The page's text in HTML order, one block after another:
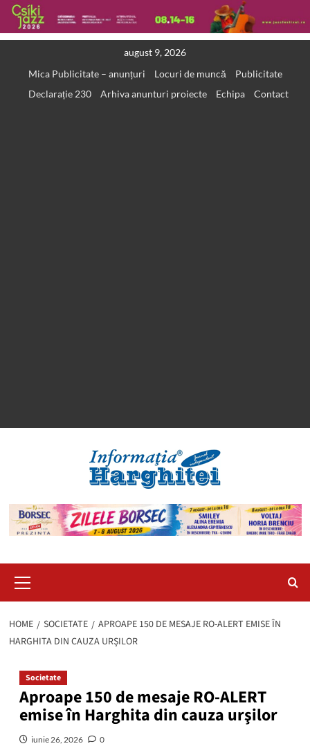
august 9, 2026
Mica Publicitate – anunțuri
Locuri de muncă
Publicitate
Declarație 230
Arhiva anunturi proiecte Echipa Contact
Menu
HOME SOCIETATE
APROAPE 150 DE MESAJE RO-ALERT EMISE ÎN
HARGHITA DIN CAUZA URŞILOR
Societate
Aproape 150 de mesaje RO-ALERT
emise în Harghita din cauza urşilor
iunie 26, 2026 0